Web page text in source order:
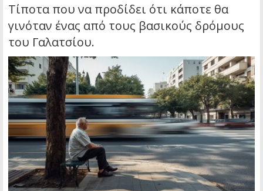
Τίποτα που να προδίδει ότι κάποτε θα
γινόταν ένας από τους βασικούς δρόμους
του Γαλατσίου.